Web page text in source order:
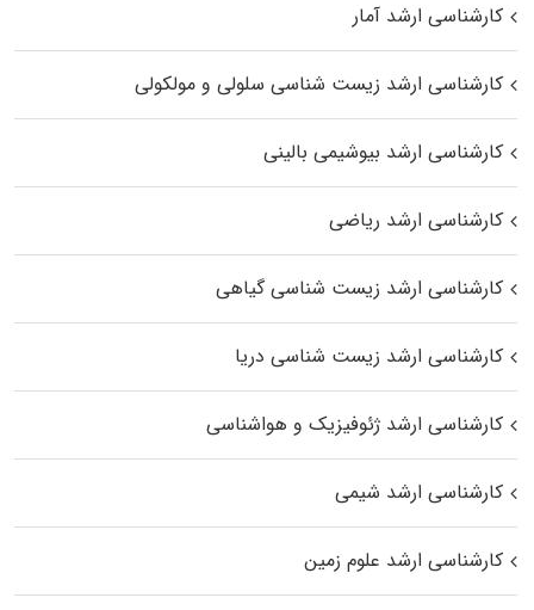
کارشناسی ارشد آمار
کارشناسی ارشد زیست شناسی سلولی و مولکولی
کارشناسی ارشد بیوشیمی بالینی
کارشناسی ارشد ریاضی
کارشناسی ارشد زیست‌ شناسی گیاهی
کارشناسی ارشد زیست‌ شناسی دریا
کارشناسی ارشد ژئوفیزیک و هواشناسی
کارشناسی ارشد شیمی
کارشناسی ارشد علوم زمین